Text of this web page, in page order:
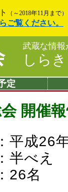
（～2018年11月まで）
ご覧ください。
武蔵な情報
しら
定
開催
平成26
半べえ
26名